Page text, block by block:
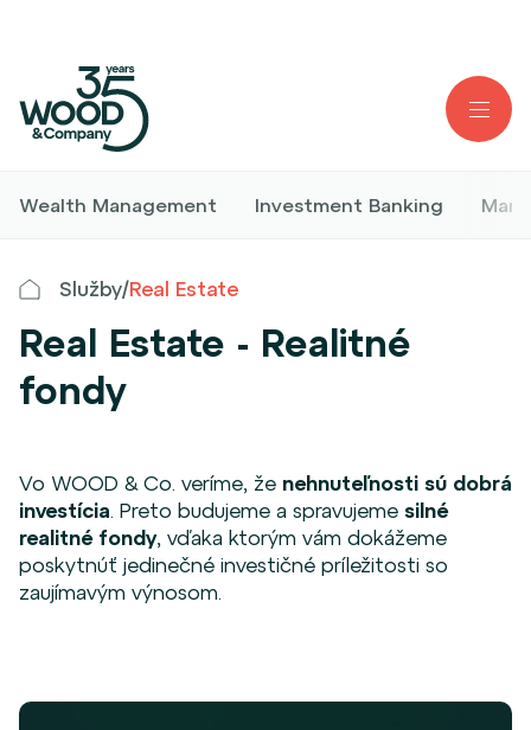
Wealth Management Investment Banking
Služby/Real Estate
Real Estate - Realitné
fondy
Vo WOOD & Co. veríme, že nehnuteľnosti sú dobrá
investícia. Preto budujeme a spravujeme silné
realitné fondy, vďaka ktorým vám dokážeme
poskytnúť jedinečné investičné príležitosti so
zaujímavým výnosom.